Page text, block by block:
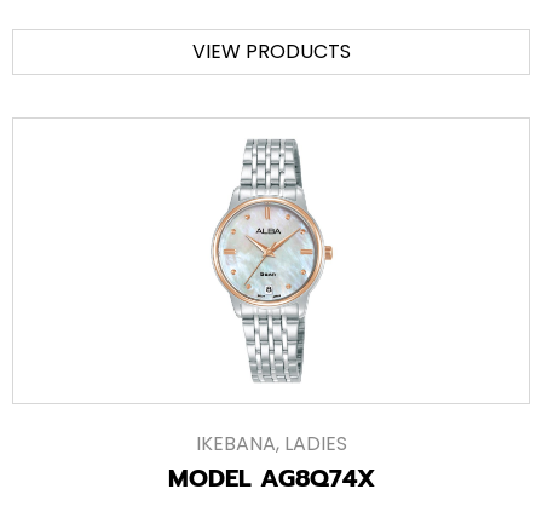
VIEW PRODUCTS
IKEBANA, LADIES
MODEL AG8Q74X